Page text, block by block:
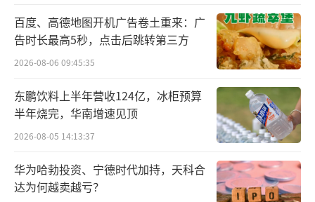
对于频繁更换中国区总裁一职的原因，业
界多猜测加拿大鹅可能将更多的发展希望寄托
在中国市场。而谢霖过往履历中丰富的时尚零
售经验及全渠道品牌管理和战略执行能力正是
加拿大鹅所需要的。
就人事变动等相关问题，北京商报记者对
加拿大鹅进行采访，但截至发稿未收到回复。
百度、高德地图开机广告卷土重来：广
告时长最高5秒，点击后跳转第三方
2026-08-06 09:45:35
东鹏饮料上半年营收124亿，冰柜预算
半年烧完，华南增速见顶
2026-08-05 14:13:37
华为哈勃投资、宁德时代加持，天科合
达为何越卖越亏？